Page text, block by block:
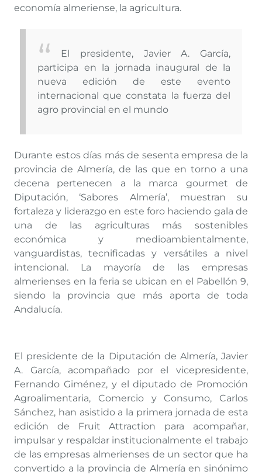
economía almeriense, la agricultura.
El presidente, Javier A. García,
participa en la jornada inaugural de la
nueva edición de este evento
internacional que constata la fuerza del
agro provincial en el mundo
Durante estos días más de sesenta empresa de la
provincia de Almería, de las que en torno a una
decena pertenecen a la marca gourmet de
Diputación, ‘Sabores Almería’, muestran su
fortaleza y liderazgo en este foro haciendo gala de
una de las agriculturas más sostenibles
económica y medioambientalmente,
vanguardistas, tecnificadas y versátiles a nivel
intencional. La mayoría de las empresas
almerienses en la feria se ubican en el Pabellón 9,
siendo la provincia que más aporta de toda
Andalucía.
El presidente de la Diputación de Almería, Javier
A. García, acompañado por el vicepresidente,
Fernando Giménez, y el diputado de Promoción
Agroalimentaria, Comercio y Consumo, Carlos
Sánchez, han asistido a la primera jornada de esta
edición de Fruit Attraction para acompañar,
impulsar y respaldar institucionalmente el trabajo
de las empresas almerienses de un sector que ha
convertido a la provincia de Almería en sinónimo